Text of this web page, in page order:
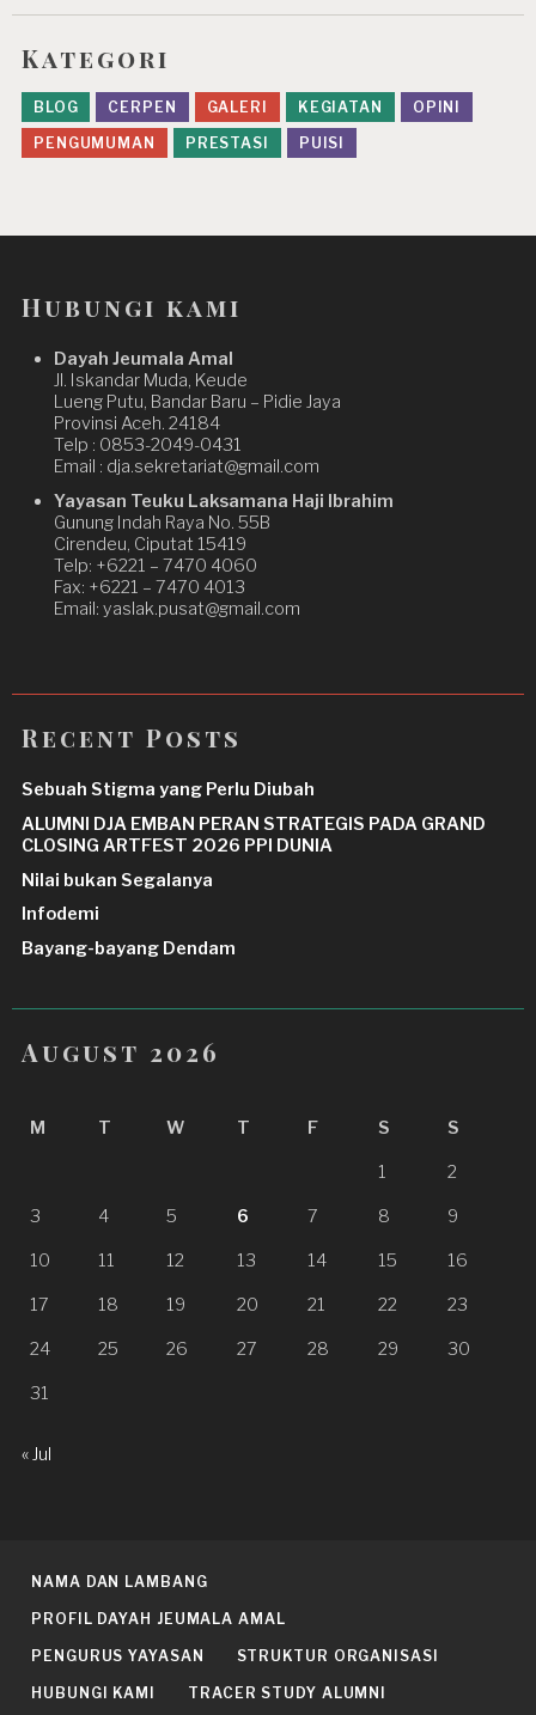
Kategori
BLOG CERPEN GALERI KEGIATAN
OPINI
PENGUMUMAN
PRESTASI PUISI
Hubungi kami
Dayah Jeumala Amal
Jl. Iskandar Muda, Keude
Lueng Putu, Bandar Baru – Pidie Jaya
Provinsi Aceh. 24184
Telp : 0853-2049-0431
Email : dja.sekretariat@gmail.com
Yayasan Teuku Laksamana Haji Ibrahim
Gunung Indah Raya No. 55B
Cirendeu, Ciputat 15419
Telp: +6221 – 7470 4060
Fax: +6221 – 7470 4013
Email: yaslak.pusat@gmail.com
Recent Posts
Sebuah Stigma yang Perlu Diubah
ALUMNI DJA EMBAN PERAN STRATEGIS PADA GRAND
CLOSING ARTFEST 2026 PPI DUNIA
Nilai bukan Segalanya
Infodemi
Bayang-bayang Dendam
August 2026
M T W T F S S
1 2
3 4 5 6 7 8 9
10 11 12 13 14 15 16
17 18 19 20 21 22 23
24 25 26 27 28 29 30
31
« Jul
NAMA DAN LAMBANG
PROFIL DAYAH JEUMALA AMAL
PENGURUS YAYASAN STRUKTUR ORGANISASI
HUBUNGI KAMI TRACER STUDY ALUMNI